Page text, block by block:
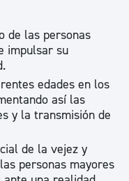
de las personas
impulsar su
edades en los
así las
y la transmisión de
de la vejez y
personas mayores